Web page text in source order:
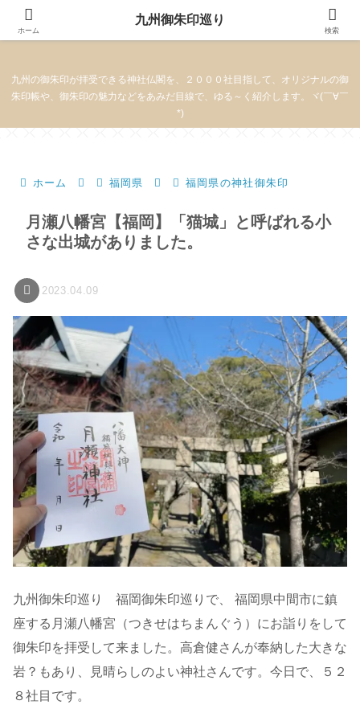
九州御朱印巡り
九州の御朱印が拝受できる神社仏閣を、２０００社目指して、オリジナルの御
朱印帳や、御朱印の魅力などをあみだ目線で、ゆる～く紹介します。ヾ(￣∀￣
*)
ホーム 福岡県 福岡県の神社御朱印
月瀬八幡宮【福岡】「猫城」と呼ばれる小
さな出城がありました。
2023.04.09
九州御朱印巡り 福岡御朱印巡りで、 福岡県中間市に鎮
座する月瀬八幡宮（つきせはちまんぐう）にお詣りをして
御朱印を拝受して来ました。高倉健さんが奉納した大きな
岩？もあり、見晴らしのよい神社さんです。今日で、５２
８社目です。
ホーム
九州御朱印巡り
検索